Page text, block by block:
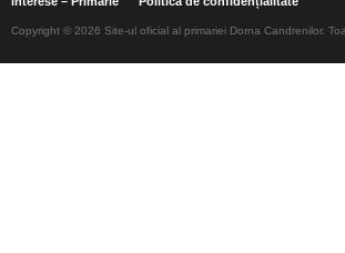
Copyright © 2026 Site-ul oficial al primariei Dorna Candrenilor.